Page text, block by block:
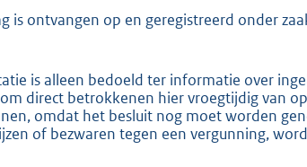
is ontvangen op en geregistreerd onder
is alleen bedoeld ter informatie over
direct betrokkenen hier vroegtijdig van
omdat het besluit nog moet worden
of bezwaren tegen een vergunning,